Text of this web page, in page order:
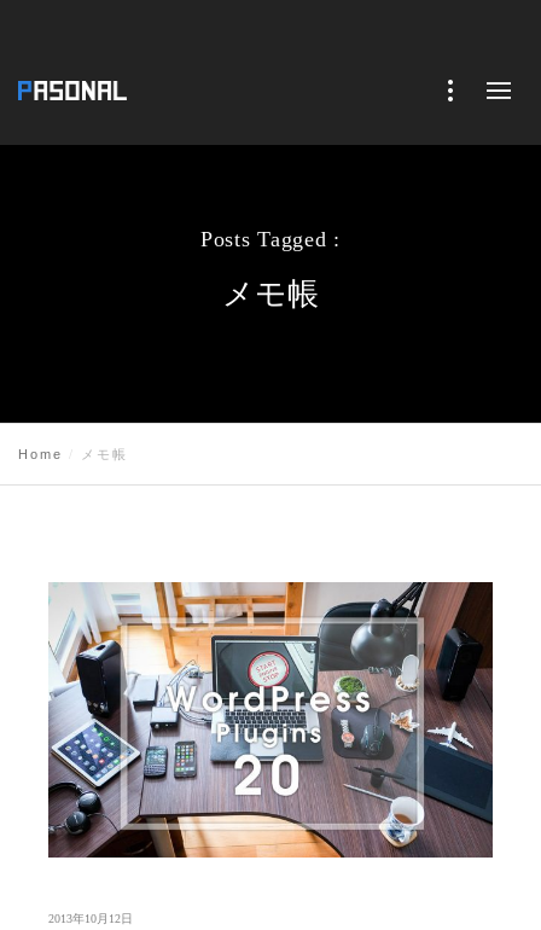
Posts Tagged :
メモ帳
Home メモ帳
2013年10月12日